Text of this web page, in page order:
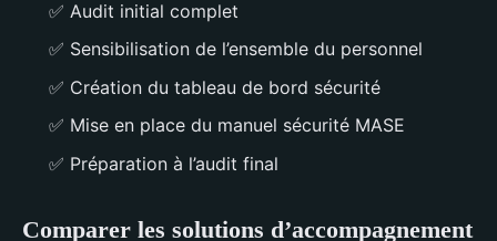
✅ Audit initial complet
✅ Sensibilisation de l’ensemble du personnel
✅ Création du tableau de bord sécurité
✅ Mise en place du manuel sécurité MASE
✅ Préparation à l’audit final
Comparer les solutions d’accompagnement